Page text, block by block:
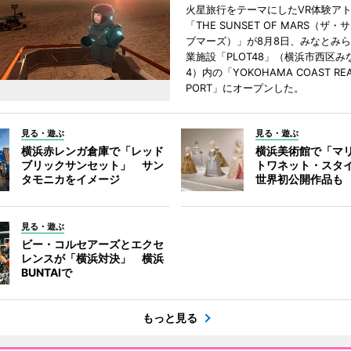
火星旅行をテーマにしたVR体験ア
「THE SUNSET OF MARS（ザ・
ブマーズ）」が8月8日、みなとみ
業施設「PLOT48」（横浜市西区み
4）内の「YOKOHAMA COAST
PORT」にオープンした。
見る・遊ぶ
横浜赤レンガ倉庫で「レッド
ブリックサンセット」 サン
タモニカをイメージ
見る・遊ぶ
横浜美術館で「マ
トワネット・ス
世界初公開作品も
見る・遊ぶ
ビー・コルセアーズとエクセ
レンスが「横浜対決」 横浜
BUNTAIで
もっと見る